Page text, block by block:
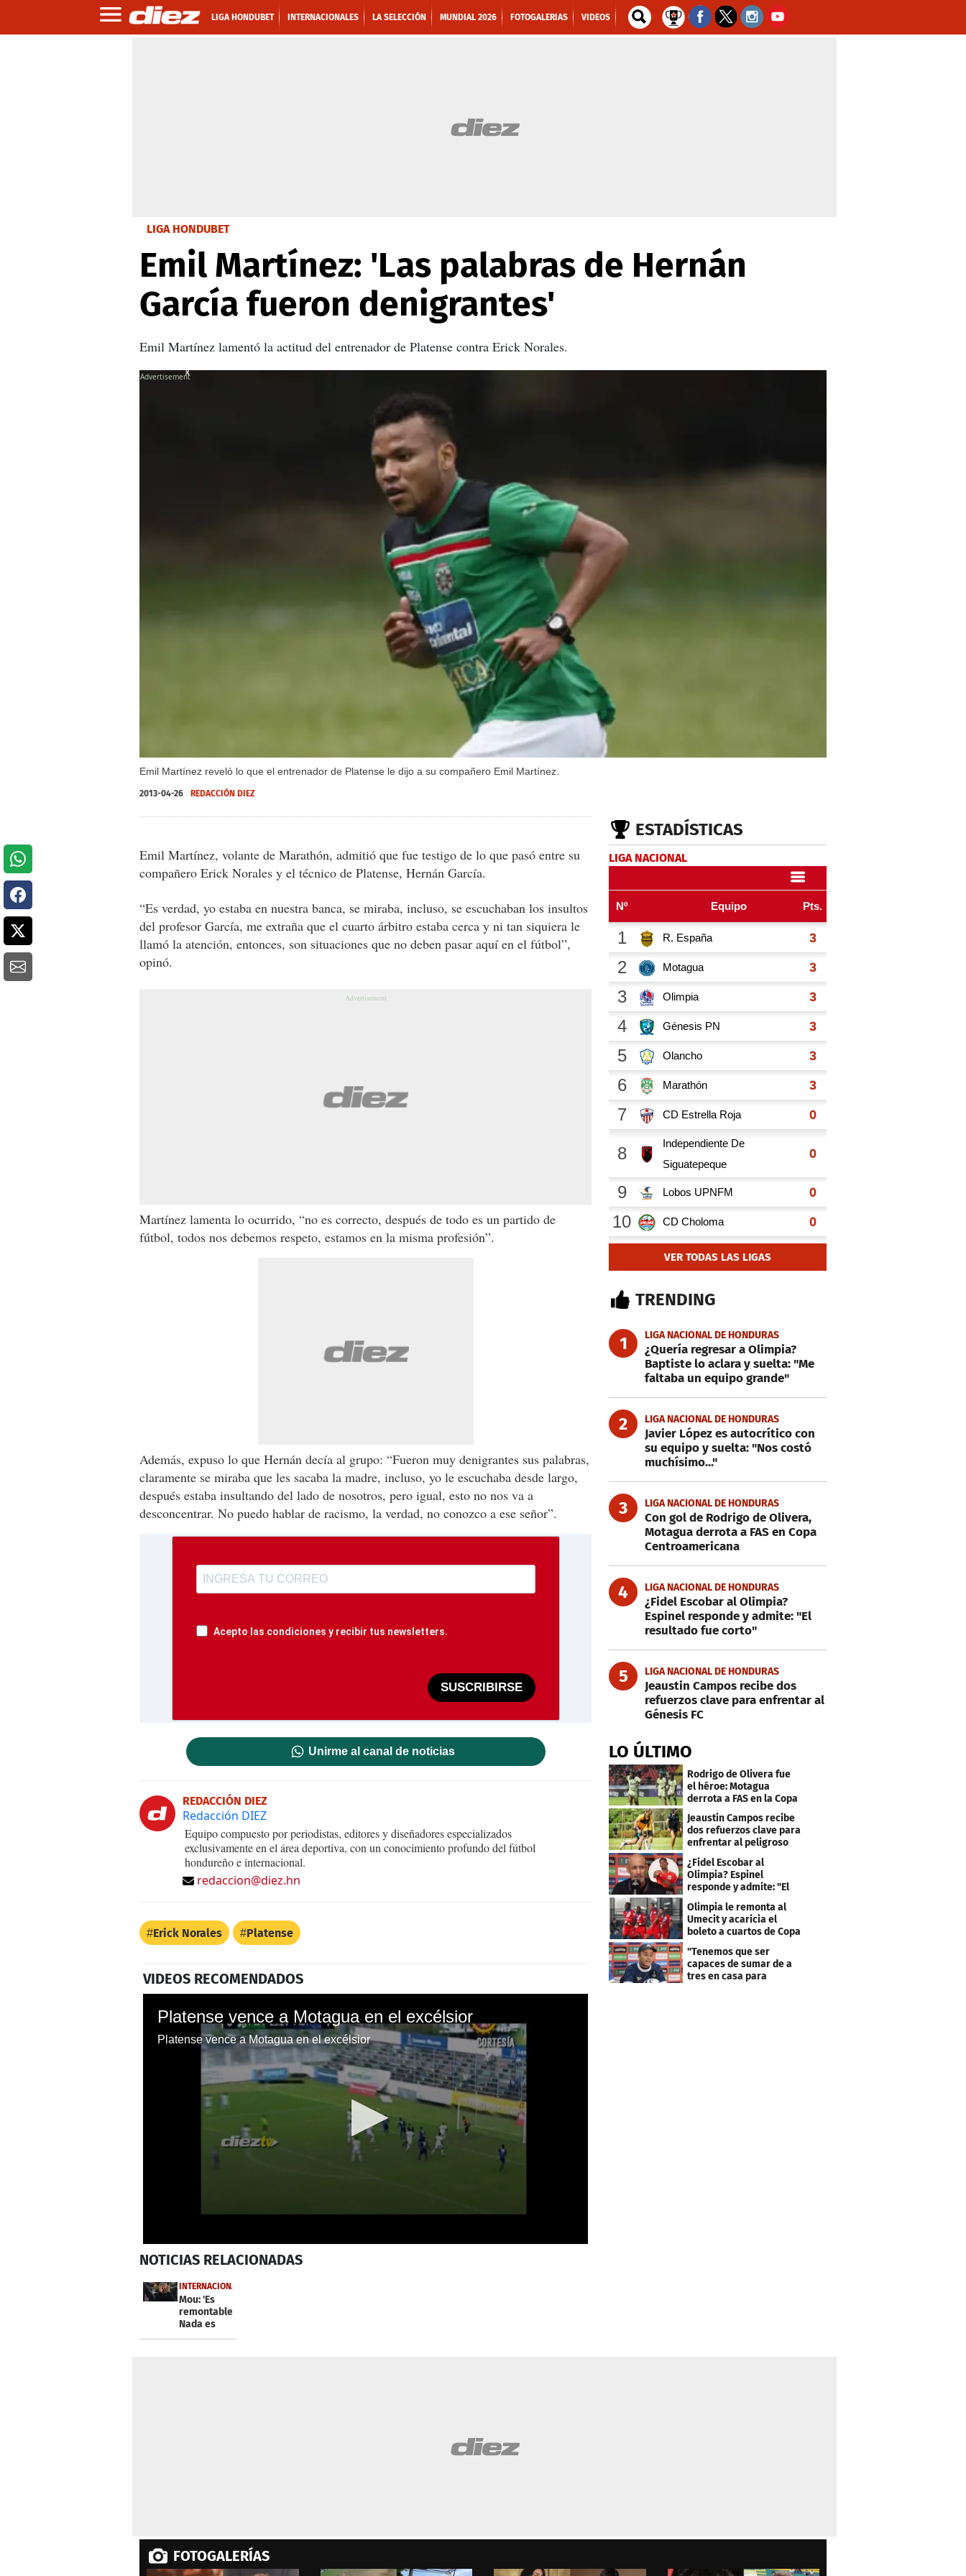
LIGA HONDUBET INTERNACIONALES LA SELECCIÓN MUNDIAL 2026 FOTOGALERIAS VIDEOS
LIGA HONDUBET
Emil Martínez: 'Las palabras de Hernán
García fueron denigrantes'
Emil Martínez lamentó la actitud del entrenador de Platense contra Erick Norales.
Emil Martínez reveló lo que el entrenador de Platense le dijo a su compañero Emil Martínez.
X
2013-04-26 REDACCIÓN DIEZ
Emil Martínez, volante de Marathón, admitió que fue testigo de lo que pasó entre su
compañero Erick Norales y el técnico de Platense, Hernán García.
“Es verdad, yo estaba en nuestra banca, se miraba, incluso, se escuchaban los insultos
del profesor García, me extraña que el cuarto árbitro estaba cerca y ni tan siquiera le
llamó la atención, entonces, son situaciones que no deben pasar aquí en el fútbol”,
opinó.
Martínez lamenta lo ocurrido, “no es correcto, después de todo es un partido de
fútbol, todos nos debemos respeto, estamos en la misma profesión”.
Además, expuso lo que Hernán decía al grupo: “Fueron muy denigrantes sus palabras,
claramente se miraba que les sacaba la madre, incluso, yo le escuchaba desde largo,
después estaba insultando del lado de nosotros, pero igual, esto no nos va a
desconcentrar. No puedo hablar de racismo, la verdad, no conozco a ese señor”.
Acepto las condiciones y recibir tus newsletters.
SUSCRIBIRSE
Unirme al canal de noticias
REDACCIÓN DIEZ
Redacción DIEZ
Equipo compuesto por periodistas, editores y diseñadores especializados
exclusivamente en el área deportiva, con un conocimiento profundo del fútbol
hondureño e internacional.
redaccion@diez.hn
Erick Norales Platense
VIDEOS RECOMENDADOS
Platense vence a Motagua en el excélsior
Platense vence a Motagua en el excélsior
seconds
1
minute,
secondsVolume
NOTICIAS RELACIONADAS
INTERNACIONALES
Mou: 'Es
remontable.
Nada es
imposibleâ
ESTADÍSTICAS
LIGA NACIONAL
VER TODAS LAS LIGAS
TRENDING
1 LIGA NACIONAL DE HONDURAS
¿Quería regresar a Olimpia?
Baptiste lo aclara y suelta: "Me
faltaba un equipo grande"
2 LIGA NACIONAL DE HONDURAS
Javier López es autocrítico con
su equipo y suelta: "Nos costó
muchísimo..."
3 LIGA NACIONAL DE HONDURAS
Con gol de Rodrigo de Olivera,
Motagua derrota a FAS en Copa
Centroamericana
4 LIGA NACIONAL DE HONDURAS
¿Fidel Escobar al Olimpia?
Espinel responde y admite: "El
resultado fue corto"
5 LIGA NACIONAL DE HONDURAS
Jeaustin Campos recibe dos
refuerzos clave para enfrentar al
Génesis FC
LO ÚLTIMO
Rodrigo de Olivera fue
el héroe: Motagua
derrota a FAS en la Copa
Centroamericana
Jeaustin Campos recibe
dos refuerzos clave para
enfrentar al peligroso
Génesis FC
¿Fidel Escobar al
Olimpia? Espinel
responde y admite: "El
resultado fue corto"
Olimpia le remonta al
Umecit y acaricia el
boleto a cuartos de Copa
"Tenemos que ser
capaces de sumar de a
tres en casa para
FOTOGALERÍAS